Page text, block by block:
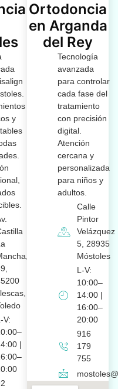
y
V:
|
Ortodoncia
en Arganda
del Rey
Tecnología
avanzada
para controlar
cada fase del
tratamiento
con precisión
digital.
Atención
cercana y
personalizada
para niños y
adultos.
Calle
Pintor
Velázquez
5, 28935
Móstoles
L-V:
10:00–
14:00 |
16:00–
20:00
916
179
755